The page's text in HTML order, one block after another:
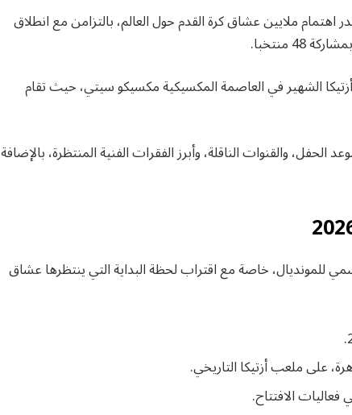
الناقلة لحفل افتتاح كأس العالم 2026 تتصدر اهتمام ملايين عشاق كرة القدم حول العالم، بالتزامن مع انطلاق
منتخبا.
الشهير في العاصمة المكسيكية مكسيكو سيتي، حيث تقام
والقنوات الناقلة، وأبرز الفقرات الفنية المنتظرة، بالإضافة
للمونديال، خاصة مع اقتراب لحظة البداية التي ينتظرها عشاق
الافتتاح.